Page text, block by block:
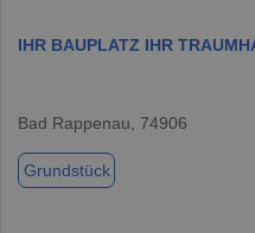
IHR BAUPLATZ IHR
Bad Rappenau, 74906
Grundstück